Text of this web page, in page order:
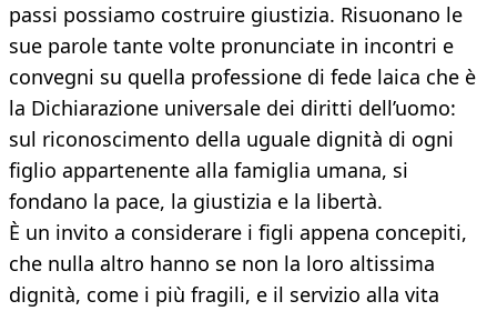
passi possiamo costruire giustizia. Risuonano le
sue parole tante volte pronunciate in incontri e
convegni su quella professione di fede laica che è
la Dichiarazione universale dei diritti dell’uomo:
sul riconoscimento della uguale dignità di ogni
figlio appartenente alla famiglia umana, si
fondano la pace, la giustizia e la libertà.
È un invito a considerare i figli appena concepiti,
che nulla altro hanno se non la loro altissima
dignità, come i più fragili, e il servizio alla vita